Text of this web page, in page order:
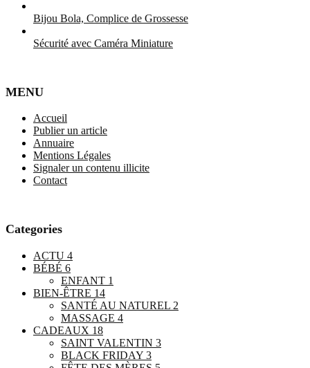
Bijou Bola, Complice de Grossesse
Sécurité avec Caméra Miniature
MENU
Accueil
Publier un article
Annuaire
Mentions Légales
Signaler un contenu illicite
Contact
Categories
ACTU 4
BÉBÉ 6
ENFANT 1
BIEN-ÊTRE 14
SANTÉ AU NATUREL 2
MASSAGE 4
CADEAUX 18
SAINT VALENTIN 3
BLACK FRIDAY 3